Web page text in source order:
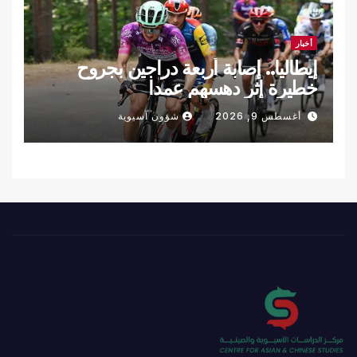
أخبار
إيطاليا.. إصابة أربعة دراجين بجروح
خطيرة إثر دهسهم عمدا
أغسطس 9, 2026 شؤون آسيوية